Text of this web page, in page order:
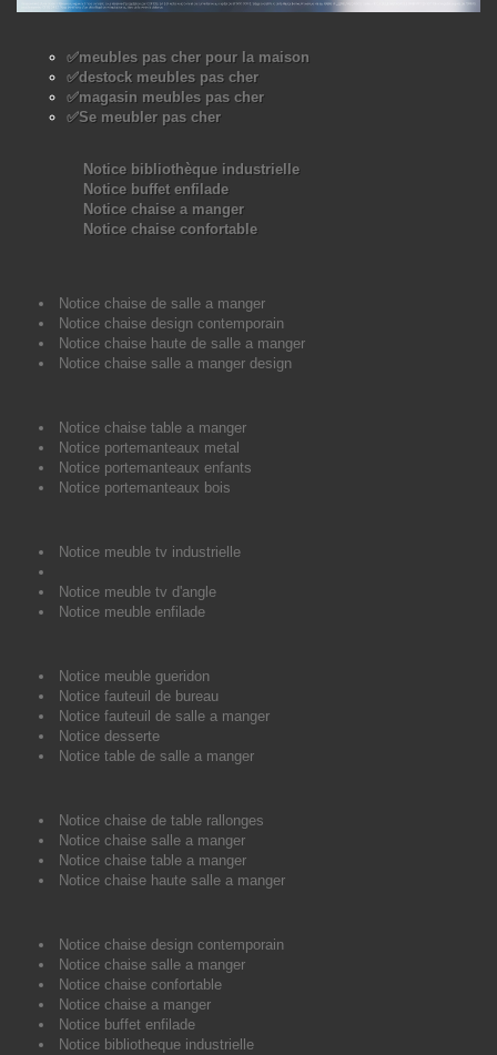
✅Se meubler pas cher
✅magasin meubles pas cher
✅destock meubles pas cher
✅meubles pas cher pour la maison
Notice bibliothèque industrielle
Notice buffet enfilade
Notice chaise a manger
Notice chaise confortable
Notice chaise de salle a manger
Notice chaise design contemporain
Notice chaise haute de salle a manger
Notice chaise salle a manger design
Notice chaise table a manger
Notice portemanteaux metal
Notice portemanteaux enfants
Notice portemanteaux bois
Notice meuble tv industrielle
Notice meuble tv d'angle
Notice meuble enfilade
Notice meuble gueridon
Notice fauteuil de bureau
Notice fauteuil de salle a manger
Notice desserte
Notice table de salle a manger
Notice chaise de table rallonges
Notice chaise salle a manger
Notice chaise table a manger
Notice chaise haute salle a manger
Notice chaise design contemporain
Notice chaise salle a manger
Notice chaise confortable
Notice chaise a manger
Notice buffet enfilade
Notice bibliotheque industrielle